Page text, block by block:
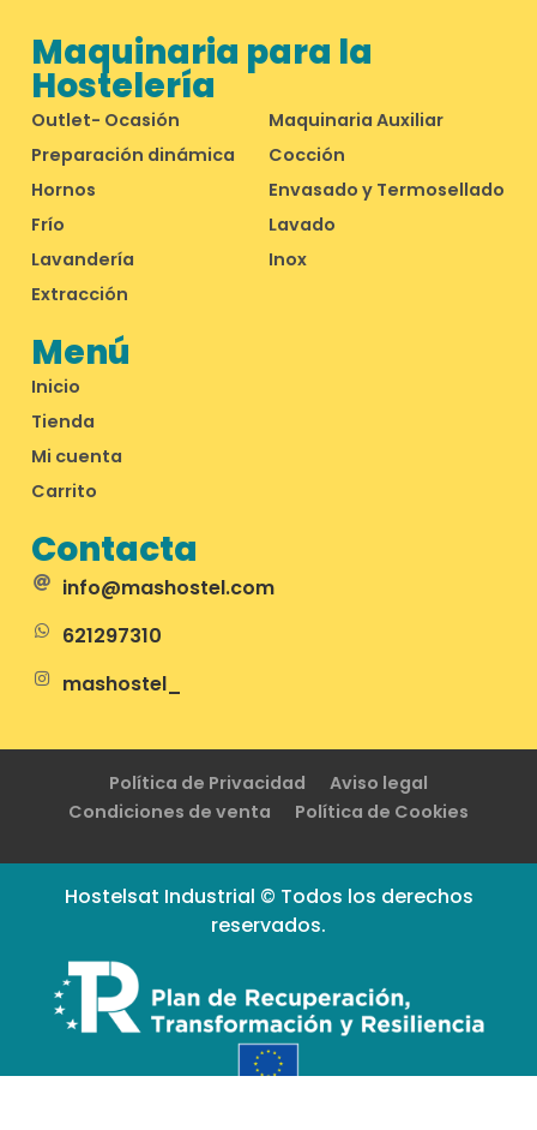
Menú
Inicio
Tienda
Mi cuenta
Carrito
Maquinaria para la
Hostelería
Outlet- Ocasión
Maquinaria Auxiliar
Preparación dinámica
Cocción
Hornos
Envasado y Termosellado
Frío
Lavado
Lavandería
Inox
Extracción
Contacta
info@mashostel.com
621297310
mashostel_
Política de Privacidad
Aviso legal
Condiciones de venta
Política de Cookies
Hostelsat Industrial © Todos los derechos
reservados.